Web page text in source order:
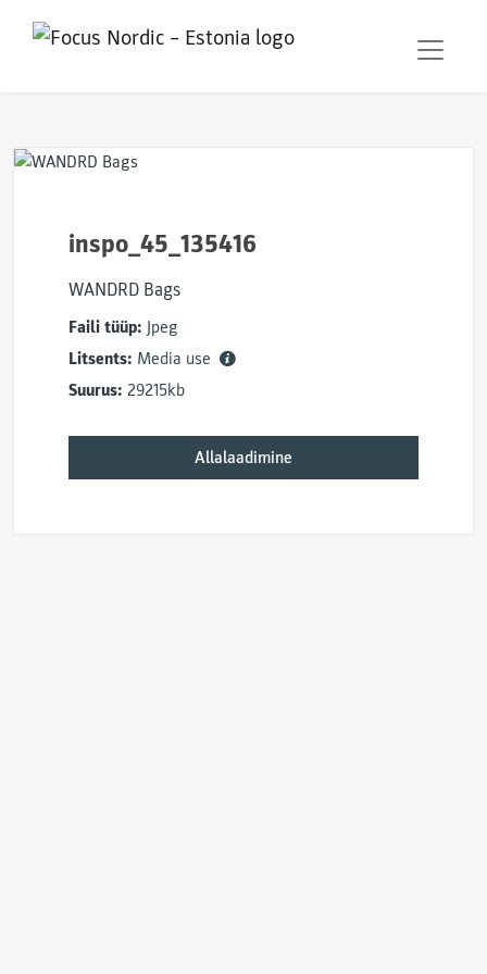
inspo_45_135416
WANDRD Bags
Faili tüüp: Jpeg
Litsents: Media use
Suurus: 29215kb
Allalaadimine